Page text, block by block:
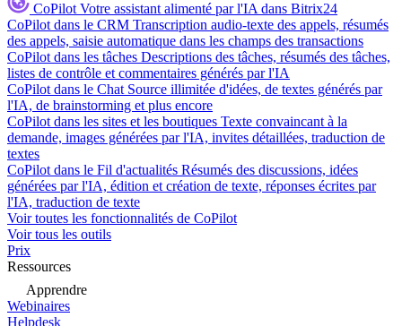
CoPilot Votre assistant alimenté par l'IA dans Bitrix24
CoPilot dans le CRM Transcription audio-texte des appels, résumés
des appels, saisie automatique dans les champs des transactions
CoPilot dans les tâches Descriptions des tâches, résumés des tâches,
listes de contrôle et commentaires générés par l'IA
CoPilot dans le Chat Source illimitée d'idées, de textes générés par
l'IA, de brainstorming et plus encore
CoPilot dans les sites et les boutiques Texte convaincant à la
demande, images générées par l'IA, invites détaillées, traduction de
textes
CoPilot dans le Fil d'actualités Résumés des discussions, idées
générées par l'IA, édition et création de texte, réponses écrites par
l'IA, traduction de texte
Voir toutes les fonctionnalités de CoPilot
Voir tous les outils
Prix
Ressources
Apprendre
Webinaires
Helpdesk